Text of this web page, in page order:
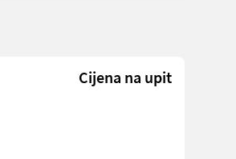
Cijena na upit